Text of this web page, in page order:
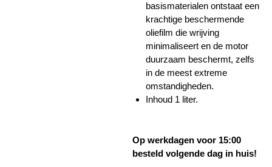
basismaterialen ontstaat een
krachtige beschermende
oliefilm die wrijving
minimaliseert en de motor
duurzaam beschermt, zelfs
in de meest extreme
omstandigheden.
Inhoud 1 liter.
Op werkdagen voor 15:00
besteld volgende dag in huis!